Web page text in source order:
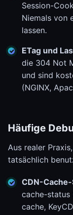
Session-
Niemals von
lassen.
ETag und
die 304 Not
und sind
(NGINX,
Häufige
Aus realer
tatsächlich
CDN-
cache-status
cache,